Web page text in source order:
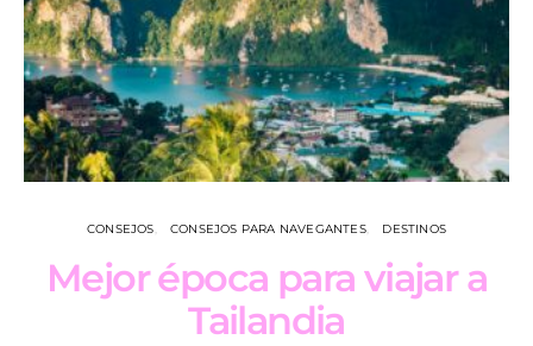
CONSEJOS CONSEJOS PARA NAVEGANTES DESTINOS
Mejor época para viajar a
Tailandia